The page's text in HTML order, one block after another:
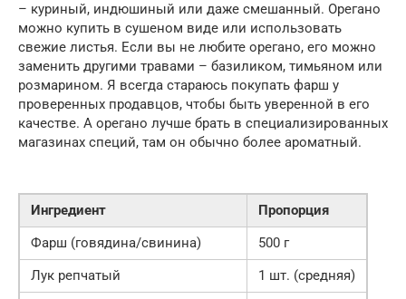
– куриный, индюшиный или даже смешанный. Орегано
можно купить в сушеном виде или использовать
свежие листья. Если вы не любите орегано, его можно
заменить другими травами – базиликом, тимьяном или
розмарином. Я всегда стараюсь покупать фарш у
проверенных продавцов, чтобы быть уверенной в его
качестве. А орегано лучше брать в специализированных
магазинах специй, там он обычно более ароматный.
Ингредиент
Пропорция
Фарш (говядина/свинина)
500 г
Лук репчатый
1 шт. (средняя)